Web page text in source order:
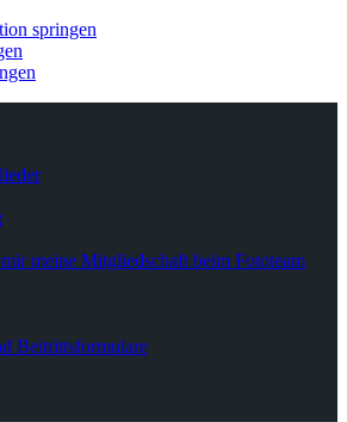
springen
meine Mitgliedschaft beim Fototeam
Beitrittsformulare